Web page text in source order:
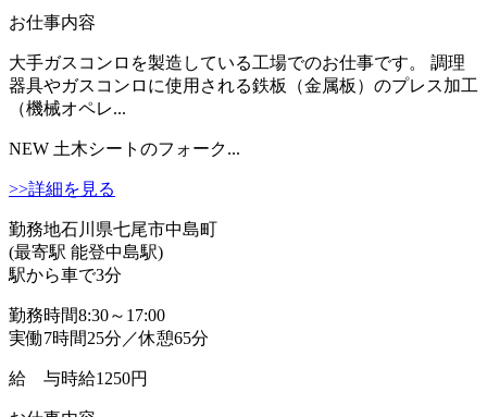
お仕事内容
大手ガスコンロを製造している工場でのお仕事です。 調理
器具やガスコンロに使用される鉄板（金属板）のプレス加工
（機械オペレ...
NEW 土木シートのフォーク...
>>詳細を見る
勤務地石川県七尾市中島町
(最寄駅 能登中島駅)
駅から車で3分
勤務時間8:30～17:00
実働7時間25分／休憩65分
給 与時給1250円